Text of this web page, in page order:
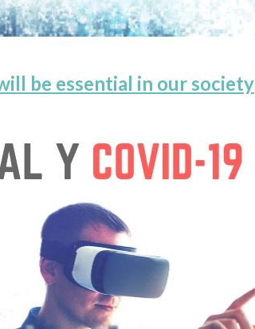
be essential in our society